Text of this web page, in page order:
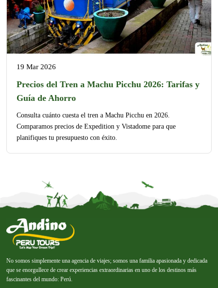
19 Mar 2026
Precios del Tren a Machu Picchu 2026: Tarifas y
Guía de Ahorro
Consulta cuánto cuesta el tren a Machu Picchu en 2026.
Comparamos precios de Expedition y Vistadome para que
planifiques tu presupuesto con éxito.
No somos simplemente una agencia de viajes; somos una familia apasionada y dedicada
que se enorgullece de crear experiencias extraordinarias en uno de los destinos más
fascinantes del mundo: Perú.